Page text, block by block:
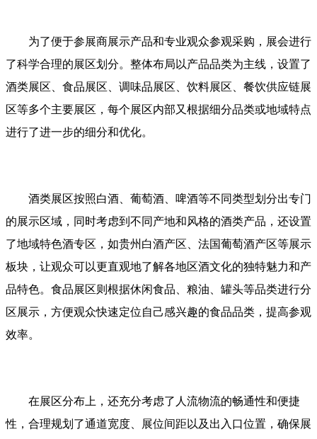
为了便于参展商展示产品和专业观众参观采购，展会进行
了科学合理的展区划分。整体布局以产品品类为主线，设置了
酒类展区、食品展区、调味品展区、饮料展区、餐饮供应链展
区等多个主要展区，每个展区内部又根据细分品类或地域特点
进行了进一步的细分和优化。
酒类展区按照白酒、葡萄酒、啤酒等不同类型划分出专门
的展示区域，同时考虑到不同产地和风格的酒类产品，还设置
了地域特色酒专区，如贵州白酒产区、法国葡萄酒产区等展示
板块，让观众可以更直观地了解各地区酒文化的独特魅力和产
品特色。食品展区则根据休闲食品、粮油、罐头等品类进行分
区展示，方便观众快速定位自己感兴趣的食品品类，提高参观
效率。
在展区分布上，还充分考虑了人流物流的畅通性和便捷
性，合理规划了通道宽度、展位间距以及出入口位置，确保展